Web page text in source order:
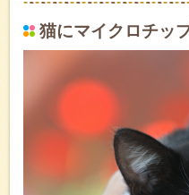
猫にマイクロチッ